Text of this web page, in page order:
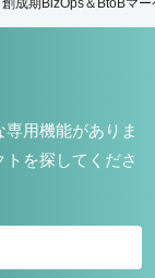
創成期BizOps＆BtoBマ
用機能がありま
を探してくださ